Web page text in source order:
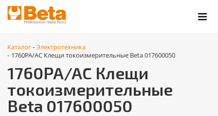
Каталог - Электротехника
- 1760PA/AC Клещи токоизмерительные Beta 017600050
1760PA/AC Клещи
токоизмерительные
Beta 017600050